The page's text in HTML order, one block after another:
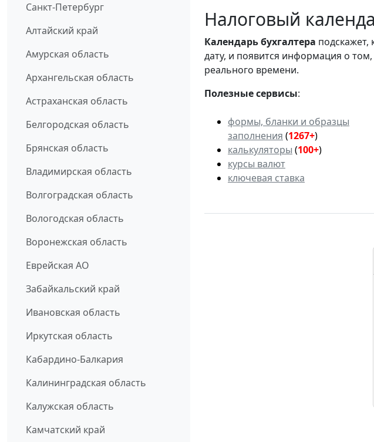
Санкт-Петербург
Алтайский край
Амурская область
Архангельская область
Астраханская область
Белгородская область
Брянская область
Владимирская область
Волгоградская область
Вологодская область
Воронежская область
Еврейская АО
Забайкальский край
Ивановская область
Иркутская область
Кабардино-Балкария
Калининградская область
Калужская область
Камчатский край
Налоговый
Календарьбухгалтера
дату, и появится информация о
реального времени.
Полезные сервисы:
формы, бланки и образцы
заполнения (1267+)
калькуляторы (100+)
курсы валют
ключевая ставка